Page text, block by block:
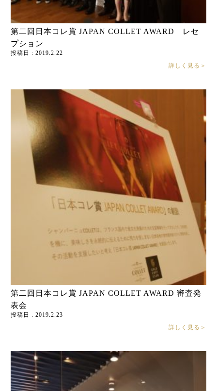
第二回日本コレ賞 JAPAN COLLET AWARD レセ
プション
投稿日 : 2019.2.22
詳しく見る＞
第二回日本コレ賞 JAPAN COLLET AWARD 審査発
表会
投稿日 : 2019.2.23
詳しく見る＞